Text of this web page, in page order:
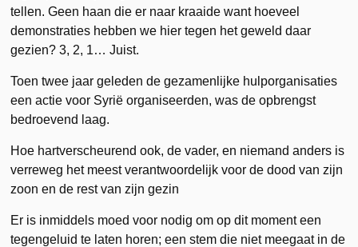
tellen. Geen haan die er naar kraaide want hoeveel
demonstraties hebben we hier tegen het geweld daar
gezien? 3, 2, 1… Juist.
Toen twee jaar geleden de gezamenlijke hulporganisaties
een actie voor Syrië organiseerden, was de opbrengst
bedroevend laag.
Hoe hartverscheurend ook, de vader, en niemand anders is
verreweg het meest verantwoordelijk voor de dood van zijn
zoon en de rest van zijn gezin
Er is inmiddels moed voor nodig om op dit moment een
tegengeluid te laten horen; een stem die niet meegaat in de